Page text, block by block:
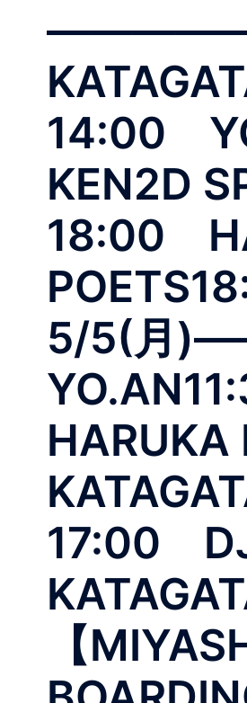
14:00
KEN2D
18:00
5/5(月
17:00
【